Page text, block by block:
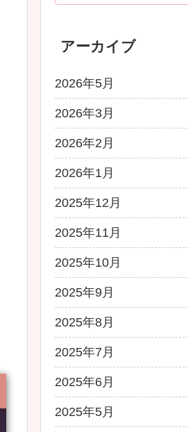
アーカイブ
2026年5月
2026年3月
2026年2月
2026年1月
2025年12月
2025年11月
2025年10月
2025年9月
2025年8月
2025年7月
2025年6月
2025年5月